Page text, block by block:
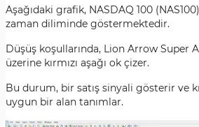
Aşağıdaki grafik, NASDAQ 100
zaman diliminde göstermektedir.
Düşüş koşullarında, Lion Arrow Super
üzerine kırmızı aşağı ok çizer.
Bu durum, bir satış sinyali gösterir ve
uygun bir alan tanımlar.